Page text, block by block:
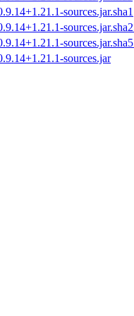
sources.jar.sha1
sources.jar